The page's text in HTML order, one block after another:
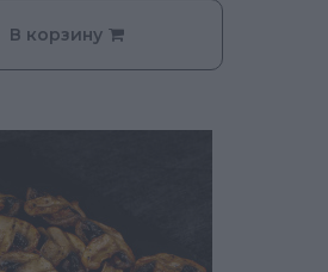
В корзину